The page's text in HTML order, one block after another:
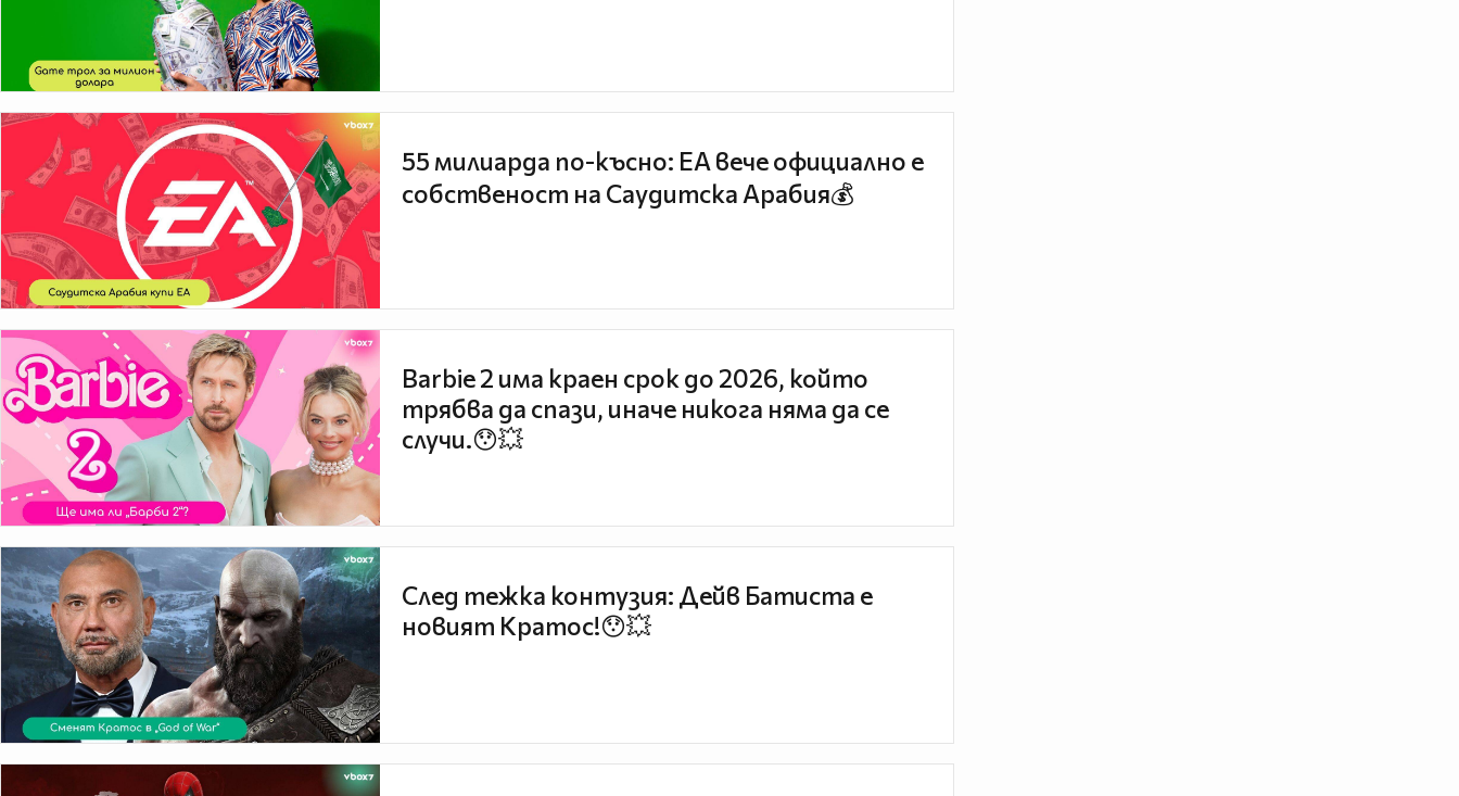
55 милиарда по-късно: EA вече официално е
собственост на Саудитска Арабия💰
Barbie 2 има краен срок до 2026, който
трябва да спази, иначе никога няма да се
случи.😯💥
След тежка контузия: Дейв Батиста е
новият Кратос!😯💥